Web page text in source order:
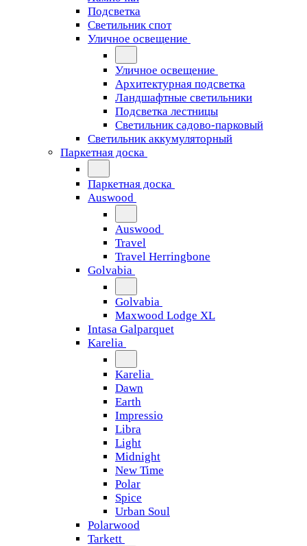
Подсветка
Светильник спот
Уличное освещение
Уличное освещение
Архитектурная подсветка
Ландшафтные светильники
Подсветка лестницы
Светильник садово-парковый
Светильник аккумуляторный
Паркетная доска
Паркетная доска
Auswood
Auswood
Travel
Travel Herringbone
Golvabia
Golvabia
Maxwood Lodge XL
Intasa Galparquet
Karelia
Karelia
Dawn
Earth
Impressio
Libra
Light
Midnight
New Time
Polar
Spice
Urban Soul
Polarwood
Tarkett